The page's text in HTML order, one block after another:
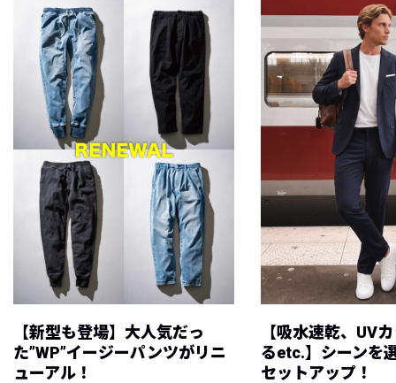
【新型も登場】大人気だっ
た”WP”イージーパンツがリニ
ューアル！
【吸水速乾、UV
るetc.】シーンを
セットアップ！